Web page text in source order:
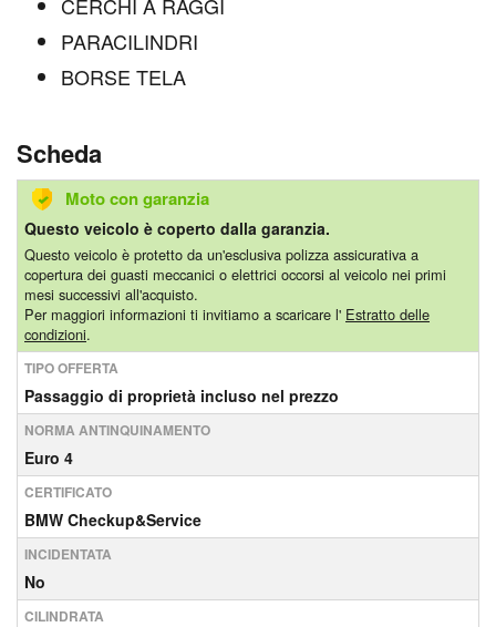
PARACILINDRI
BORSE TELA
Scheda
Moto con garanzia
Questo veicolo è coperto dalla garanzia.
Questo veicolo è protetto da un'esclusiva polizza assicurativa a
copertura dei guasti meccanici o elettrici occorsi al veicolo nei primi
mesi successivi all'acquisto.
Per maggiori informazioni ti invitiamo a scaricare l' Estratto delle
condizioni.
TIPO OFFERTA
Passaggio di proprietà incluso nel prezzo
NORMA ANTINQUINAMENTO
Euro 4
CERTIFICATO
BMW Checkup&Service
INCIDENTATA
No
CILINDRATA